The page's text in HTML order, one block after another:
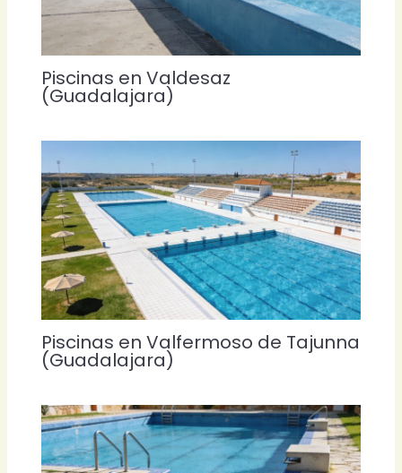
Piscinas en Valdesaz
(Guadalajara)
Piscinas en Valfermoso de Tajunna
(Guadalajara)